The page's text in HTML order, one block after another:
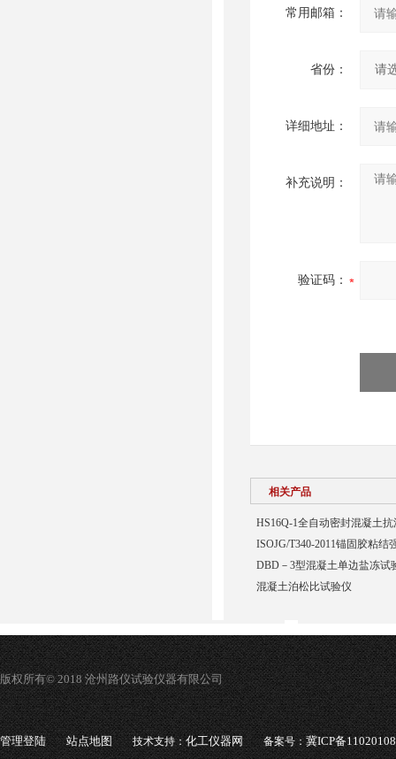
常用邮箱：
省份：
详细地址：
补充说明：
验证码：
相关产品
HS16Q-1全自动密封混凝土抗
ISOJG/T340-2011锚固胶粘结
DBD－3型混凝土单边盐冻试
混凝土泊松比试验仪
版权所有© 2018 沧州路仪试验仪器有限公司
管理登陆 站点地图 技术支持：化工仪器网 备案号：冀ICP备